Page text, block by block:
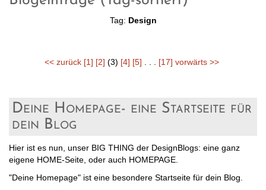
Tag: Design
<< zurück [1] [2] (3) [4] [5] [17] vorwärts >>
Deine Homepage- eine Startseite für
dein Blog
Hier ist es nun, unser BIG THING der DesignBlogs: eine ganz
eigene HOME-Seite, oder auch HOMEPAGE.
"Deine Homepage" ist eine besondere Startseite für dein Blog.